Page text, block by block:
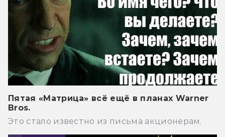
Пятая «Матрица» всё ещё в планах Warner
Bros.
Это стало известно из письма акционерам.